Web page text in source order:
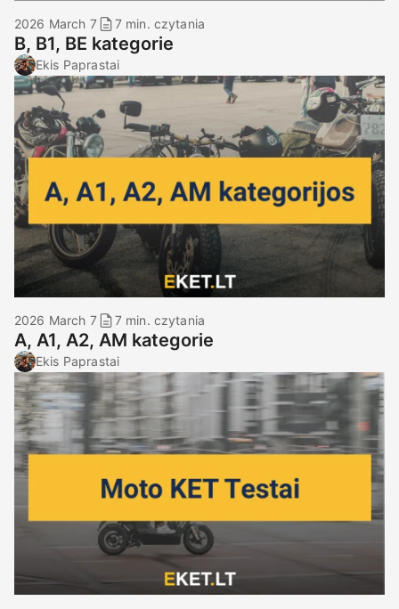
2026 March 7 7 min. czytania
B, B1, BE kategorie
Ekis Paprastai
2026 March 7 7 min. czytania
A, A1, A2, AM kategorie
Ekis Paprastai